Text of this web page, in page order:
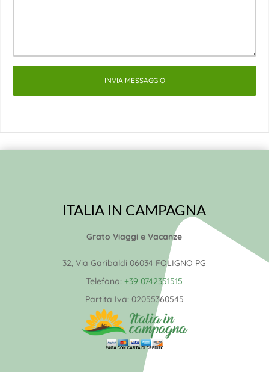
INVIA MESSAGGIO
ITALIA IN CAMPAGNA
Grato Viaggi e Vacanze
32, Via Garibaldi 06034 FOLIGNO PG
Telefono: +39 0742351515
Partita Iva: 02055360545